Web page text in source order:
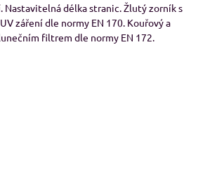
Nastavitelná délka stranic. Žlutý zorník s
záření dle normy EN 170. Kouřový a
filtrem dle normy EN 172.